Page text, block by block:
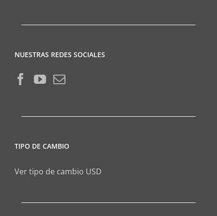
NUESTRAS REDES SOCIALES
TIPO DE CAMBIO
Ver tipo de cambio USD